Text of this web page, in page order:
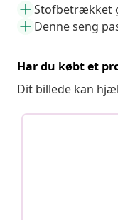
Stofbetrækket
Denne seng
Har du købt et
Dit billede kan